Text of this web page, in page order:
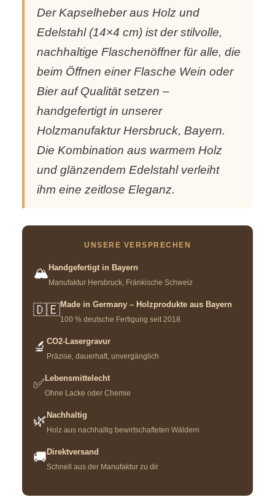
Der Kapselheber aus Holz und
Edelstahl (14×4 cm) ist der stilvolle,
nachhaltige Flaschenöffner für alle, die
beim Öffnen einer Flasche Wein oder
Bier auf Qualität setzen –
handgefertigt in unserer
Holzmanufaktur Hersbruck, Bayern.
Die Kombination aus warmem Holz
und glänzendem Edelstahl verleiht
ihm eine zeitlose Eleganz.
UNSERE VERSPRECHEN
🏔️ Handgefertigt in Bayern
Manufaktur Hersbruck, Fränkische Schweiz
🇩🇪Made in Germany – Holzprodukte aus Bayern
100 % deutsche Fertigung seit 2018
🔬 CO2-Lasergravur
Präzise, dauerhaft, unvergänglich
✅ Lebensmittelecht
Ohne Lacke oder Chemie
🌿 Nachhaltig
Holz aus nachhaltig bewirtschafteten Wäldern
🚚 Direktversand
Schnell aus der Manufaktur zu dir